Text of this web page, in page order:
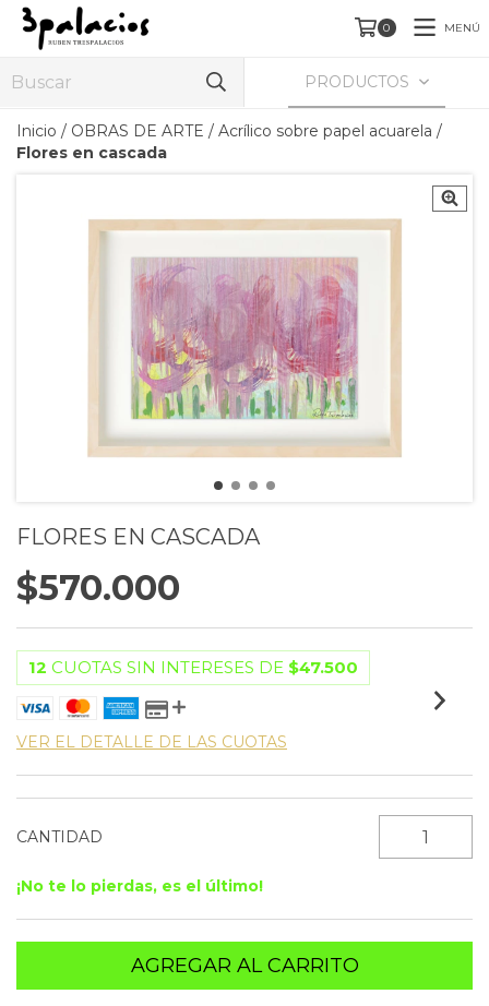
0 MENÚ
PRODUCTOS
Inicio / OBRAS DE ARTE / Acrílico sobre papel acuarela /
Flores en cascada
FLORES EN CASCADA
$570.000
12 CUOTAS SIN INTERESES DE $47.500
VER EL DETALLE DE LAS CUOTAS
CANTIDAD
¡No te lo pierdas, es el último!